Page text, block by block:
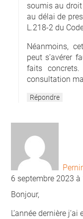
soumis au
au délai de
L.218-2 du
Néanmoins,
peut s’avérer
faits
consultation
Répondre
6 septembre 2023
Bonjour,
L’année dernière